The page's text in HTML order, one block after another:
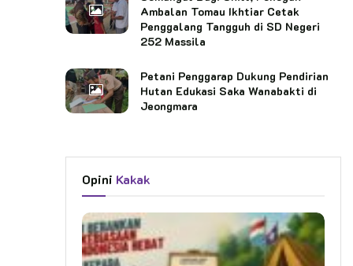
Ambalan Tomau Ikhtiar Cetak
Penggalang Tangguh di SD Negeri
252 Massila
Petani Penggarap Dukung Pendirian
Hutan Edukasi Saka Wanabakti di
Jeongmara
Opini Kakak